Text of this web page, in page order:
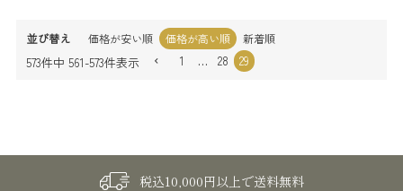
並び替え 価格が安い順 価格が高い順 新着順
573件中 561-573件表示 1 … 28 29
税込10,000円以上で送料無料